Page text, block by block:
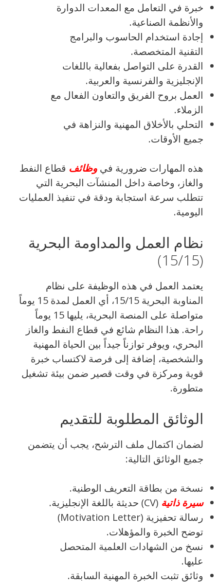
خبرة في التعامل مع المعدات الدوارة
والأنظمة الصناعية.
إجادة استخدام الحاسوب والبرامج
التقنية المتخصصة.
القدرة على التواصل بفعالية باللغات
الإنجليزية والفرنسية والعربية.
العمل بروح الفريق والتعاون الفعال مع
الزملاء.
التحلي بالأخلاق المهنية والنزاهة في
جميع الأوقات.
هذه المهارات ضرورية في وظائف قطاع النفط
والغاز، وخاصة داخل المنشآت البحرية التي
تتطلب سرعة استجابة ودقة في تنفيذ العمليات
اليومية.
نظام العمل والمداومة البحرية
(15/15)
يعتمد العمل في هذه الوظيفة على نظام
المناوبة البحرية 15/15، أي العمل لمدة 15 يوماً
متواصلة على المنصة البحرية، يليها 15 يوماً
راحة. هذا النظام شائع في قطاع النفط والغاز
البحري، ويوفر توازناً جيداً بين الحياة المهنية
والشخصية، إضافة إلى فرصة لاكتساب خبرة
قوية ومركزة في وقت قصير ضمن بيئة تشغيل
متطورة.
الوثائق المطلوبة للتقديم
لضمان اكتمال ملف الترشح، يجب أن يتضمن
جميع الوثائق التالية:
نسخة من بطاقة التعريف الوطنية.
سيرة ذاتية (CV) حديثة باللغة الإنجليزية.
رسالة تحفيزية (Motivation Letter)
توضح الخبرة والمؤهلات.
نسخ من الشهادات العلمية المتحصل
عليها.
وثائق تثبت الخبرة المهنية السابقة.